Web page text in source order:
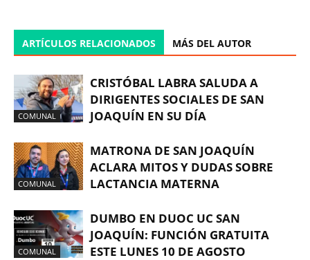
ARTÍCULOS RELACIONADOS MÁS DEL AUTOR
COMUNAL
CRISTÓBAL LABRA SALUDA A
DIRIGENTES SOCIALES DE SAN
JOAQUÍN EN SU DÍA
COMUNAL
MATRONA DE SAN JOAQUÍN
ACLARA MITOS Y DUDAS SOBRE
LACTANCIA MATERNA
COMUNAL
DUMBO EN DUOC UC SAN
JOAQUÍN: FUNCIÓN GRATUITA
ESTE LUNES 10 DE AGOSTO